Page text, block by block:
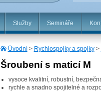
Služby Semináře
Úvodní> Rychlospojky a spojky>
Šroubení s maticí M
vysoce kvalitní, robustní,
rychle a snadno spojitelné a